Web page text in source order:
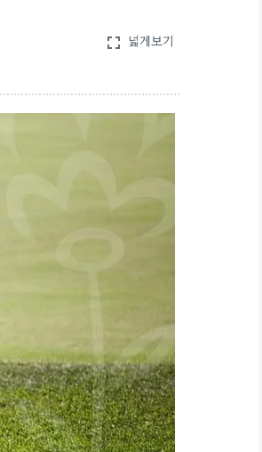
fullscreen 넓게보기